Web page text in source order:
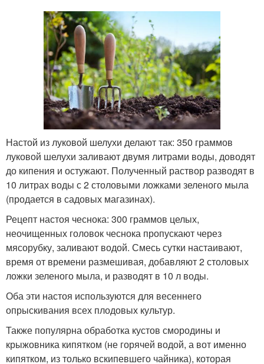
Настой из луковой шелухи делают так: 350 граммов
луковой шелухи заливают двумя литрами воды, доводят
до кипения и остужают. Полученный раствор разводят в
10 литрах воды с 2 столовыми ложками зеленого мыла
(продается в садовых магазинах).
Рецепт настоя чеснока: 300 граммов целых,
неочищенных головок чеснока пропускают через
мясорубку, заливают водой. Смесь сутки настаивают,
время от времени размешивая, добавляют 2 столовых
ложки зеленого мыла, и разводят в 10 л воды.
Оба эти настоя используются для весеннего
опрыскивания всех плодовых культур.
Также популярна обработка кустов смородины и
крыжовника кипятком (не горячей водой, а вот именно
кипятком, из только вскипевшего чайника), которая